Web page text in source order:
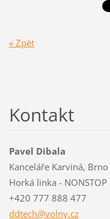
« Zpět
Kontakt
Pavel Dibala
Kanceláře Karviná, Brno
Horká linka - NONSTOP
+420 777 888 477
ddtech@volny.cz